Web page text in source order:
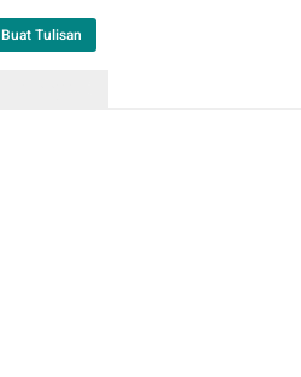
Buat Tulisan